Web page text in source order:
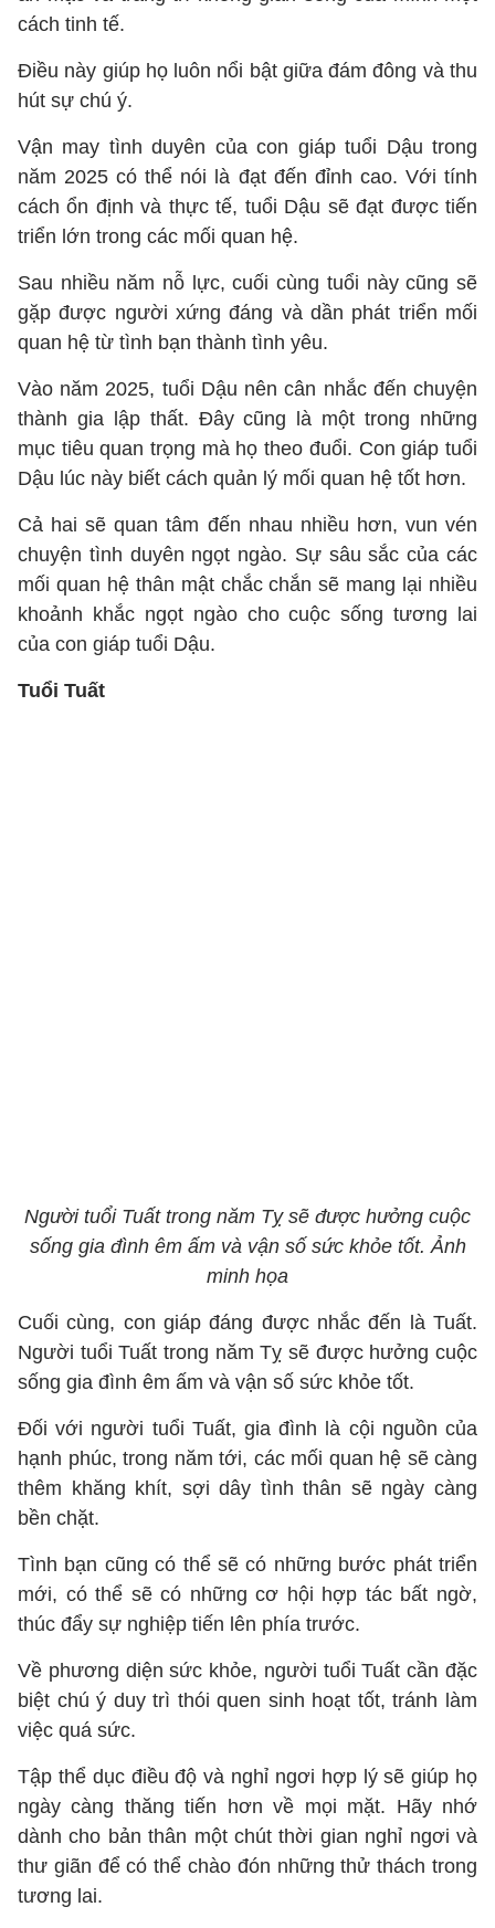
cách tinh tế.
Điều này giúp họ luôn nổi bật giữa đám đông và thu
hút sự chú ý.
Vận may tình duyên của con giáp tuổi Dậu trong
năm 2025 có thể nói là đạt đến đỉnh cao. Với tính
cách ổn định và thực tế, tuổi Dậu sẽ đạt được tiến
triển lớn trong các mối quan hệ.
Sau nhiều năm nỗ lực, cuối cùng tuổi này cũng sẽ
gặp được người xứng đáng và dần phát triển mối
quan hệ từ tình bạn thành tình yêu.
Vào năm 2025, tuổi Dậu nên cân nhắc đến chuyện
thành gia lập thất. Đây cũng là một trong những
mục tiêu quan trọng mà họ theo đuổi. Con giáp tuổi
Dậu lúc này biết cách quản lý mối quan hệ tốt hơn.
Cả hai sẽ quan tâm đến nhau nhiều hơn, vun vén
chuyện tình duyên ngọt ngào. Sự sâu sắc của các
mối quan hệ thân mật chắc chắn sẽ mang lại nhiều
khoảnh khắc ngọt ngào cho cuộc sống tương lai
của con giáp tuổi Dậu.
Tuổi Tuất
Người tuổi Tuất trong năm Tỵ sẽ được hưởng cuộc
sống gia đình êm ấm và vận số sức khỏe tốt. Ảnh
minh họa
Cuối cùng, con giáp đáng được nhắc đến là Tuất.
Người tuổi Tuất trong năm Tỵ sẽ được hưởng cuộc
sống gia đình êm ấm và vận số sức khỏe tốt.
Đối với người tuổi Tuất, gia đình là cội nguồn của
hạnh phúc, trong năm tới, các mối quan hệ sẽ càng
thêm khăng khít, sợi dây tình thân sẽ ngày càng
bền chặt.
Tình bạn cũng có thể sẽ có những bước phát triển
mới, có thể sẽ có những cơ hội hợp tác bất ngờ,
thúc đẩy sự nghiệp tiến lên phía trước.
Về phương diện sức khỏe, người tuổi Tuất cần đặc
biệt chú ý duy trì thói quen sinh hoạt tốt, tránh làm
việc quá sức.
Tập thể dục điều độ và nghỉ ngơi hợp lý sẽ giúp họ
ngày càng thăng tiến hơn về mọi mặt. Hãy nhớ
dành cho bản thân một chút thời gian nghỉ ngơi và
thư giãn để có thể chào đón những thử thách trong
tương lai.